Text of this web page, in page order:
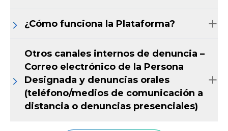
¿Cómo funciona la Plataforma?
Otros canales internos de denuncia –
Correo electrónico de la Persona
Designada y denuncias orales
(teléfono/medios de comunicación a
distancia o denuncias presenciales)